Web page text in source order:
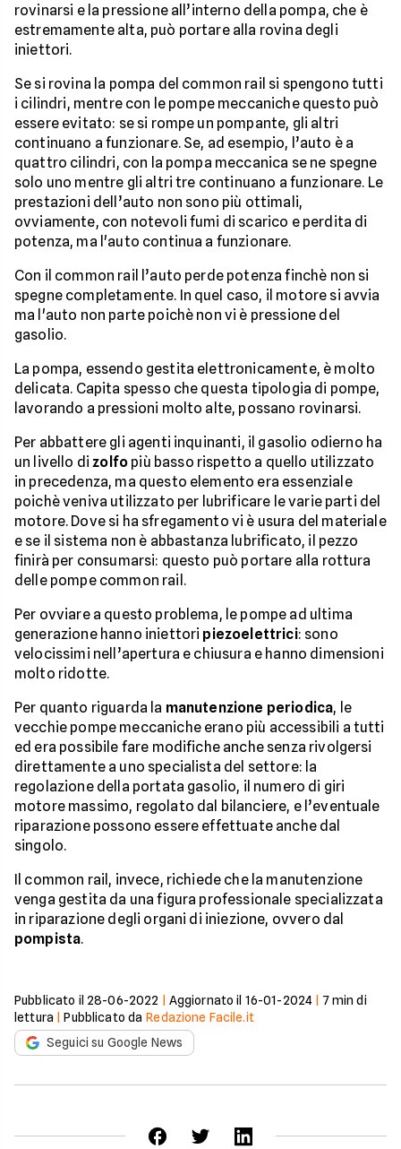
rovinarsi e la pressione all’interno della pompa, che è
estremamente alta, può portare alla rovina degli
iniettori.
Se si rovina la pompa del common rail si spengono tutti
i cilindri, mentre con le pompe meccaniche questo può
essere evitato: se si rompe un pompante, gli altri
continuano a funzionare. Se, ad esempio, l’auto è a
quattro cilindri, con la pompa meccanica se ne spegne
solo uno mentre gli altri tre continuano a funzionare. Le
prestazioni dell’auto non sono più ottimali,
ovviamente, con notevoli fumi di scarico e perdita di
potenza, ma l'auto continua a funzionare.
Con il common rail l’auto perde potenza finchè non si
spegne completamente. In quel caso, il motore si avvia
ma l'auto non parte poichè non vi è pressione del
gasolio.
La pompa, essendo gestita elettronicamente, è molto
delicata. Capita spesso che questa tipologia di pompe,
lavorando a pressioni molto alte, possano rovinarsi.
Per abbattere gli agenti inquinanti, il gasolio odierno ha
un livello dizolfo più basso rispetto a quello utilizzato
in precedenza, ma questo elemento era essenziale
poichè veniva utilizzato per lubrificare le varie parti del
motore. Dove si ha sfregamento vi è usura del materiale
e se il sistema non è abbastanza lubrificato, il pezzo
finirà per consumarsi: questo può portare alla rottura
delle pompe common rail.
Per ovviare a questo problema, le pompe ad ultima
generazione hanno iniettori piezoelettrici: sono
velocissimi nell’apertura e chiusura e hanno dimensioni
molto ridotte.
Per quanto riguarda la manutenzione periodica, le
vecchie pompe meccaniche erano più accessibili a tutti
ed era possibile fare modifiche anche senza rivolgersi
direttamente a uno specialista del settore: la
regolazione della portata gasolio, il numero di giri
motore massimo, regolato dal bilanciere, e l’eventuale
riparazione possono essere effettuate anche dal
singolo.
Il common rail, invece, richiede che la manutenzione
venga gestita da una figura professionale specializzata
in riparazione degli organi di iniezione, ovvero dal
pompista.
Pubblicato il 28-06-2022 Aggiornato il 16-01-2024 7min di
lettura |Pubblicato da Redazione Facile.it
Seguici su Google News